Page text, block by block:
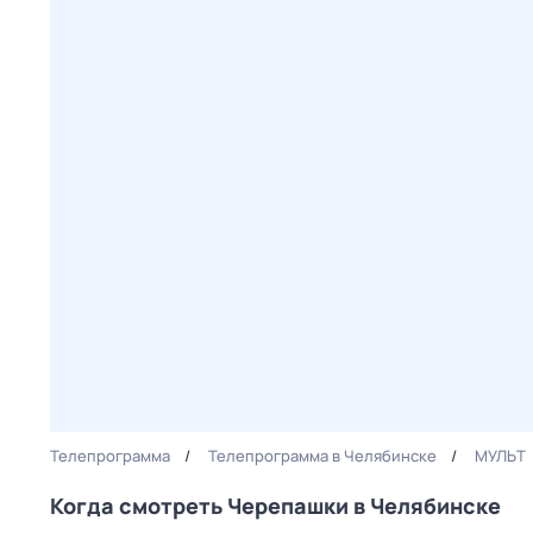
Телепрограмма Телепрограмма в Челябинске МУЛЬТ
Когда смотреть Черепашки в Челябинске